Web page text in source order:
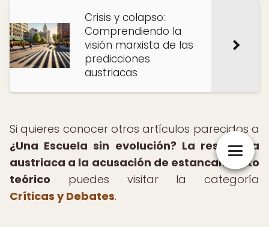
Crisis y colapso:
Comprendiendo la
visión marxista de las
predicciones
austriacas
Si quieres conocer otros artículos parecidos a
¿Una Escuela sin evolución? La respuesta
austriaca a la acusación de estancamiento
teórico puedes visitar la categoría
Críticas y Debates.